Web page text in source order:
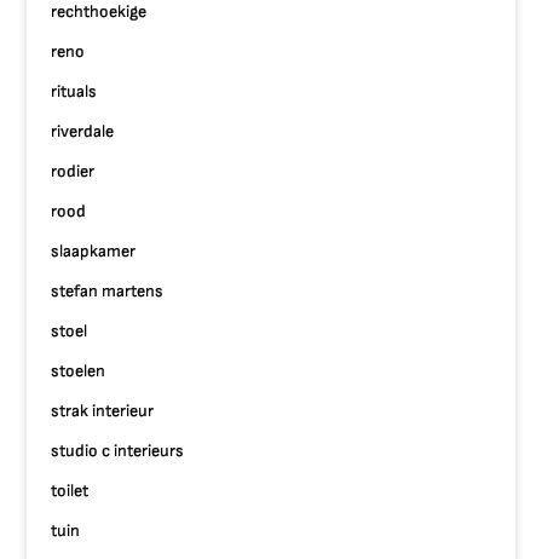
rechthoekige
reno
rituals
riverdale
rodier
rood
slaapkamer
stefan martens
stoel
stoelen
strak interieur
studio c interieurs
toilet
tuin